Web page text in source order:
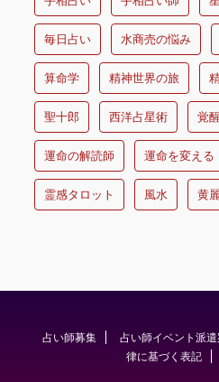
毎日占い 水商売の悩み
算命学 精神世界の旅
聖十郎 西洋占星術 覚醒
運命の解読師 運命を変える
霊感タロット 風水 黄
占い師募集 占い師イベント派遣
律に基づく表記